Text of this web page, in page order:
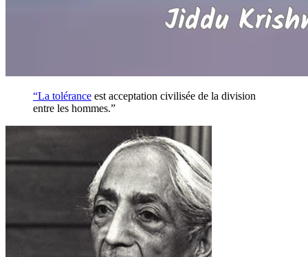
“La tolérance est acceptation civilisée de la division
entre les hommes.”